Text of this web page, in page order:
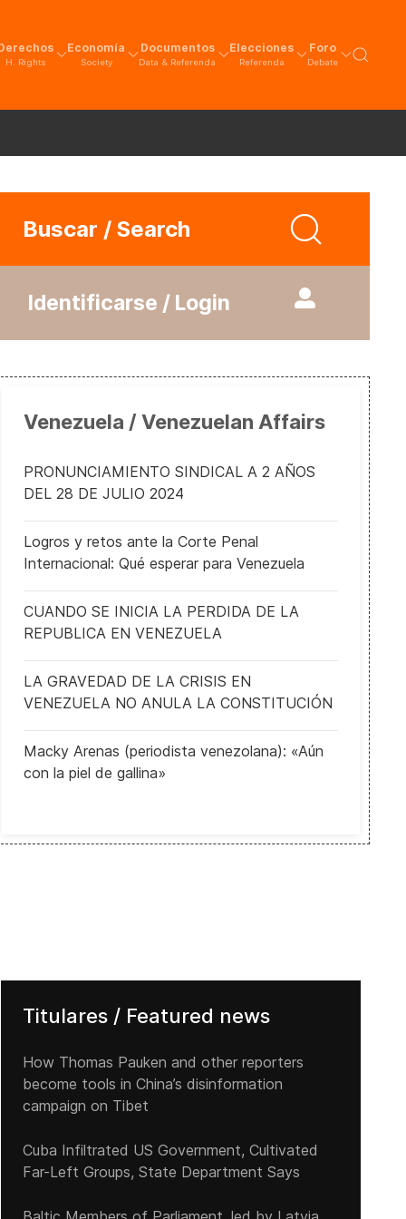
H. Rights
Economía
Society
Documentos
Data & Referenda
Elecciones
Referenda
Foro
Debate
Buscar / Search
Identificarse / Login
Venezuela / Venezuelan Affairs
PRONUNCIAMIENTO SINDICAL A 2 AÑOS
DEL 28 DE JULIO 2024
Logros y retos ante la Corte Penal
Internacional: Qué esperar para Venezuela
CUANDO SE INICIA LA PERDIDA DE LA
REPUBLICA EN VENEZUELA
LA GRAVEDAD DE LA CRISIS EN
VENEZUELA NO ANULA LA CONSTITUCIÓN
Macky Arenas (periodista venezolana): «Aún
con la piel de gallina»
Titulares / Featured news
How Thomas Pauken and other reporters
become tools in China’s disinformation
campaign on Tibet
Cuba Infiltrated US Government, Cultivated
Far-Left Groups, State Department Says